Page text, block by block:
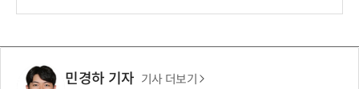
민경하 기자 기사 더보기